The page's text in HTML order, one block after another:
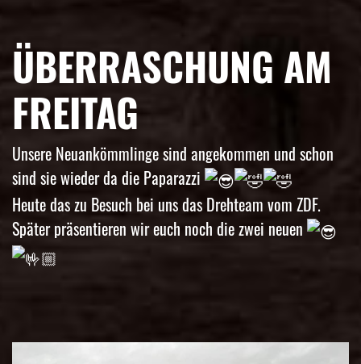
ÜBERRASCHUNG AM
FREITAG
Unsere Neuankömmlinge sind angekommen und schon
sind sie wieder da die Paparazzi
Heute das zu Besuch bei uns das Drehteam vom ZDF.
Später präsentieren wir euch noch die zwei neuen